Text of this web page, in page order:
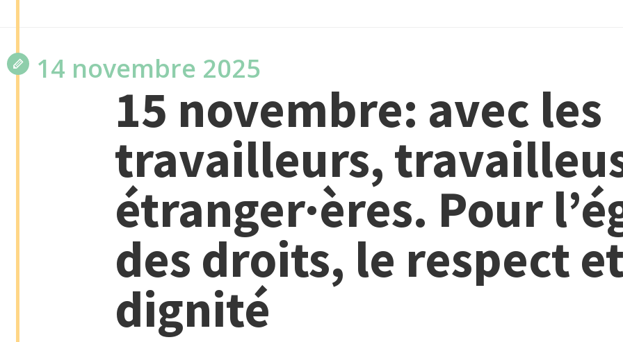
14 novembre 2025
15 novembre: avec les
travailleurs,
étranger·ères. Pour
des droits, le respect
dignité